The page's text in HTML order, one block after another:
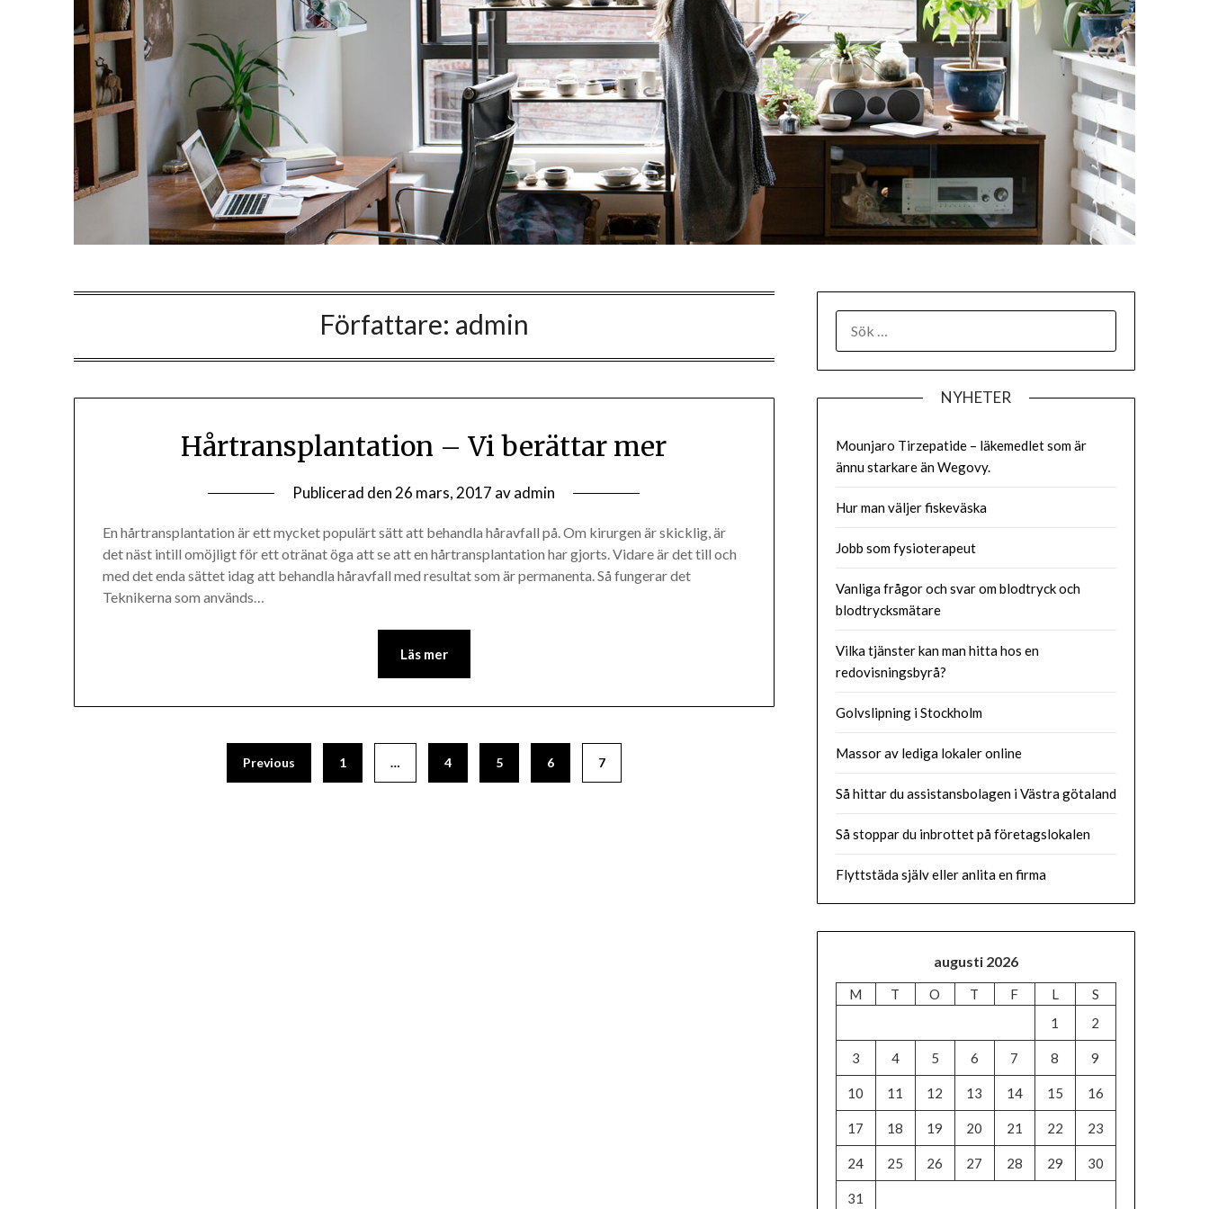
Författare: admin
Hårtransplantation – Vi berättar mer
Publicerad den26 mars, 2017 avadmin
En hårtransplantation är ett mycket populärt sätt att behandla håravfall på. Om kirurgen är skicklig, är
det näst intill omöjligt för ett otränat öga att se att en hårtransplantation har gjorts. Vidare är det till och
med det enda sättet idag att behandla håravfall med resultat som är permanenta. Så fungerar det
Teknikerna som används…
Läs mer
Previous 1 … 4 5 6 7
EFTER:
NYHETER
Mounjaro Tirzepatide – läkemedlet som är
ännu starkare än Wegovy.
Hur man väljer fiskeväska
Jobb som fysioterapeut
Vanliga frågor och svar om blodtryck och
blodtrycksmätare
Vilka tjänster kan man hitta hos en
redovisningsbyrå?
Golvslipning i Stockholm
Massor av lediga lokaler online
Så hittar du assistansbolagen i Västra götaland
Så stoppar du inbrottet på företagslokalen
Flyttstäda själv eller anlita en firma
augusti 2026
M T O T F L
S
1
2
3 4 5 6 7 8 9
10 11 12 13 14 15 16
17 18 19 20 21 22 23
24 25 26 27 28 29 30
31